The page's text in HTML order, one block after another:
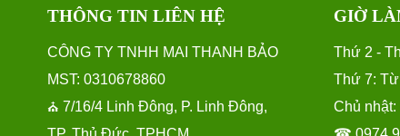
THÔNG TIN LIÊN HỆ
CÔNG TY TNHH MAI THANH BẢO
MST: 0310678860
⛪ 7/16/4 Linh Đông, P. Linh Đông,
GIỜ
Thứ 2 -
Thứ 7:
Chủ nhật: